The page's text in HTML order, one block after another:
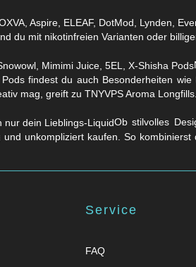
du mit nikotinfreien Varianten oder
findest du auch Besonderheiten
mag, greift zu TNYVPS Aroma Longfills.
Ob stilvolles
unkompliziert kaufen. So
Service
FAQ